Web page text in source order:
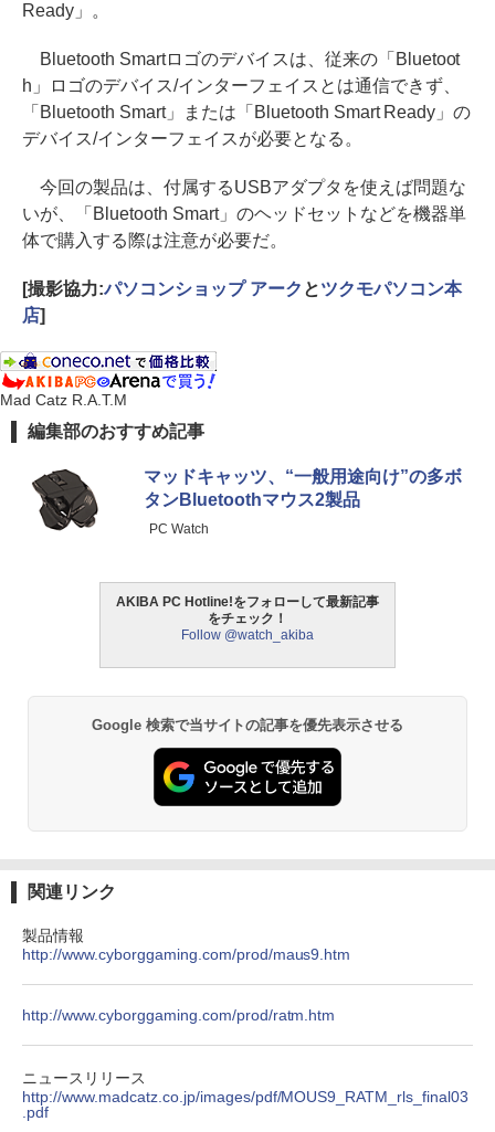
Ready」。
Bluetooth Smartロゴのデバイスは、従来の「Bluetoot
h」ロゴのデバイス/インターフェイスとは通信できず、
「Bluetooth Smart」または「Bluetooth Smart Ready」の
デバイス/インターフェイスが必要となる。
今回の製品は、付属するUSBアダプタを使えば問題な
いが、「Bluetooth Smart」のヘッドセットなどを機器単
体で購入する際は注意が必要だ。
[撮影協力:パソコンショップ アーク とツクモパソコン本
店]
Mad Catz R.A.T.M
編集部のおすすめ記事
マッドキャッツ、“一般用途向け”の多ボ
タンBluetoothマウス2製品
PC Watch
AKIBA PC Hotline!をフォローして最新記事
をチェック！
Follow @watch_akiba
Google 検索で当サイトの記事を優先表示させる
関連リンク
製品情報
http://www.cyborggaming.com/prod/maus9.htm
http://www.cyborggaming.com/prod/ratm.htm
ニュースリリース
http://www.madcatz.co.jp/images/pdf/MOUS9_RATM_rls_final03
.pdf